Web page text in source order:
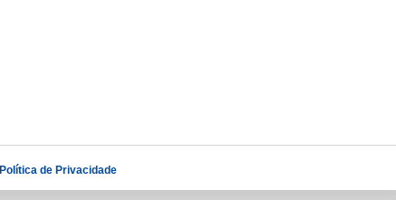
Política de Privacidade